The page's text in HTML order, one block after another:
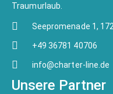
Traumurlaub.
Seepromenade 1,
+49 36781 40706
info@charter-line.de
Unsere Partner